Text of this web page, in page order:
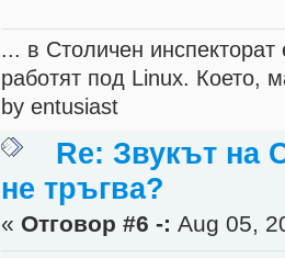
... в Столичен
работят под Linux. Което,
by entusiast
Re: Звукът на
не тръгва?
« Отговор #6 -: Aug 05,